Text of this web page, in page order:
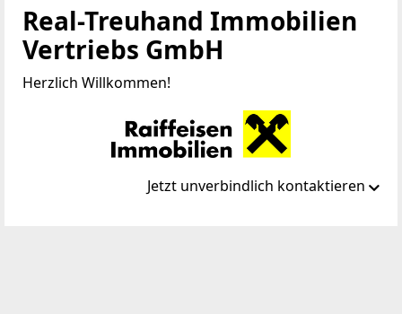
Real-Treuhand Immobilien
Vertriebs GmbH
Herzlich Willkommen!
Jetzt unverbindlich kontaktieren